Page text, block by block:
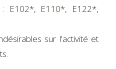
: E102*, E110*, E122*,
sur l'activité et